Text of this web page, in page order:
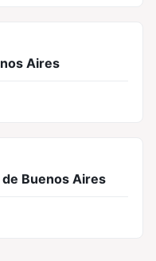
Aires
Buenos Aires